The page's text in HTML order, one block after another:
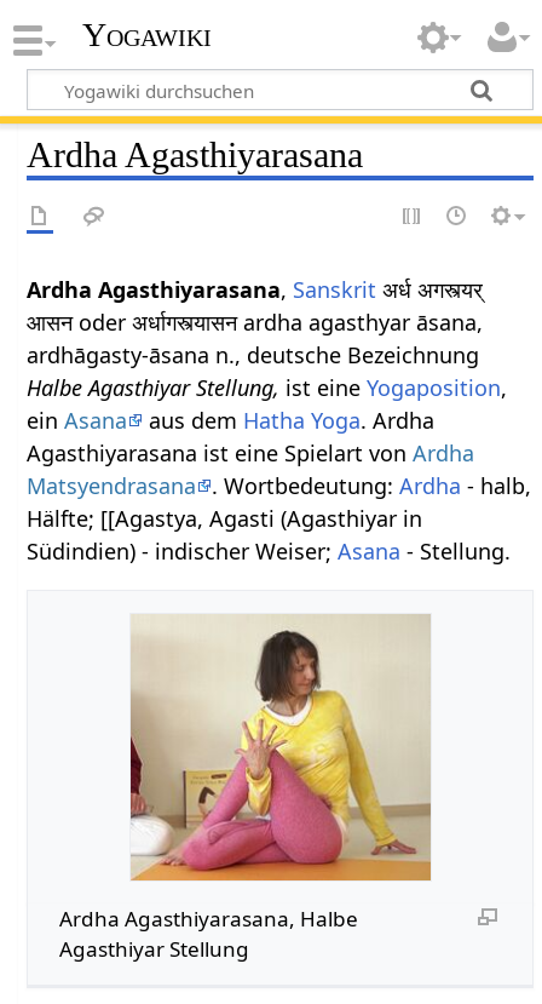
Yogawiki
Ardha Agasthiyarasana
Ardha Agasthiyarasana, Sanskrit अर्ध अगस्त्यर्
आसन oder अर्धागस्त्यासन ardha agasthyar āsana,
ardhāgasty-āsana n., deutsche Bezeichnung
Halbe Agasthiyar Stellung, ist eineYogaposition,
einAsana aus dem Hatha Yoga. Ardha
Agasthiyarasana ist eine Spielart vonArdha
Matsyendrasana
. Wortbedeutung:Ardha - halb,
Hälfte; [[Agastya, Agasti (Agasthiyar in
Südindien) - indischer Weiser;Asana - Stellung.
Ardha Agasthiyarasana, Halbe
Agasthiyar Stellung